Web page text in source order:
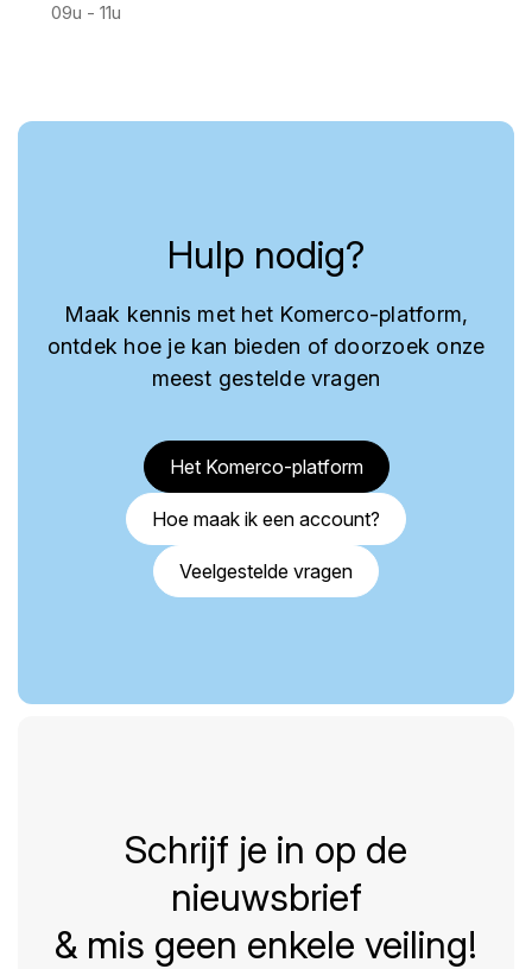
09u - 11u
Hulp nodig?
Maak kennis met het Komerco-platform,
ontdek hoe je kan bieden of doorzoek onze
meest gestelde vragen
Het Komerco-platform
Hoe maak ik een account?
Veelgestelde vragen
Schrijf je in op de
nieuwsbrief
& mis geen enkele veiling!